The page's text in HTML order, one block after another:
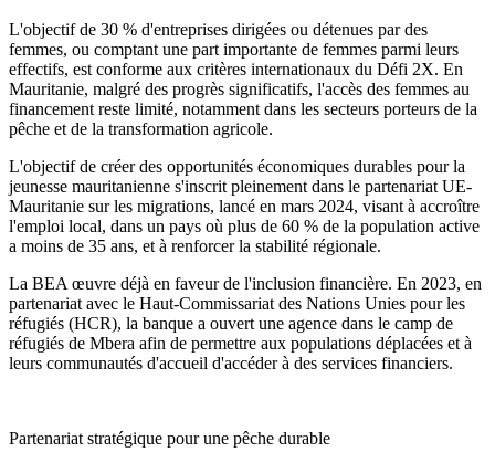
L'objectif de 30 % d'entreprises dirigées ou détenues par des
femmes, ou comptant une part importante de femmes parmi leurs
effectifs, est conforme aux critères internationaux du Défi 2X. En
Mauritanie, malgré des progrès significatifs, l'accès des femmes au
financement reste limité, notamment dans les secteurs porteurs de la
pêche et de la transformation agricole.
L'objectif de créer des opportunités économiques durables pour la
jeunesse mauritanienne s'inscrit pleinement dans le partenariat UE-
Mauritanie sur les migrations, lancé en mars 2024, visant à accroître
l'emploi local, dans un pays où plus de 60 % de la population active
a moins de 35 ans, et à renforcer la stabilité régionale.
La BEA œuvre déjà en faveur de l'inclusion financière. En 2023, en
partenariat avec le Haut-Commissariat des Nations Unies pour les
réfugiés (HCR), la banque a ouvert une agence dans le camp de
réfugiés de Mbera afin de permettre aux populations déplacées et à
leurs communautés d'accueil d'accéder à des services financiers.
Partenariat stratégique pour une pêche durable